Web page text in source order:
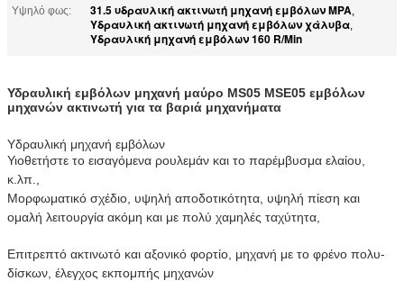
Υψηλό φως:
31.5 υδραυλική ακτινωτή μηχανή εμβόλων MPA,
Υδραυλική ακτινωτή μηχανή εμβόλων χάλυβα,
Υδραυλική μηχανή εμβόλων 160 R/Min
Υδραυλική εμβόλων μηχανή μαύρο MS05 MSE05 εμβόλων
μηχανών ακτινωτή για τα βαριά μηχανήματα
Υδραυλική μηχανή εμβόλων
Υιοθετήστε το εισαγόμενα ρουλεμάν και το παρέμβυσμα ελαίου,
κ.λπ.,
Μορφωματικό σχέδιο, υψηλή αποδοτικότητα, υψηλή πίεση και
ομαλή λειτουργία ακόμη και με πολύ χαμηλές ταχύτητα,
Επιτρεπτό ακτινωτό και αξονικό φορτίο, μηχανή με το φρένο πολυ-
δίσκων, έλεγχος εκπομπής μηχανών